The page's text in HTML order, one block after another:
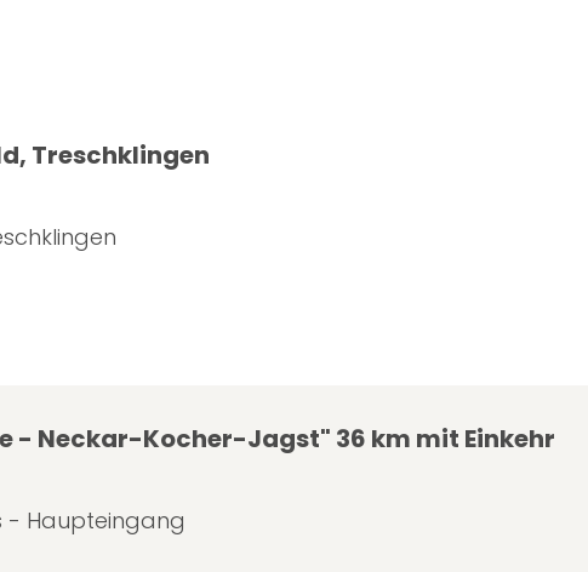
Treschklingen
- Neckar-Kocher-Jagst" 36 km mit Einkehr
- Haupteingang